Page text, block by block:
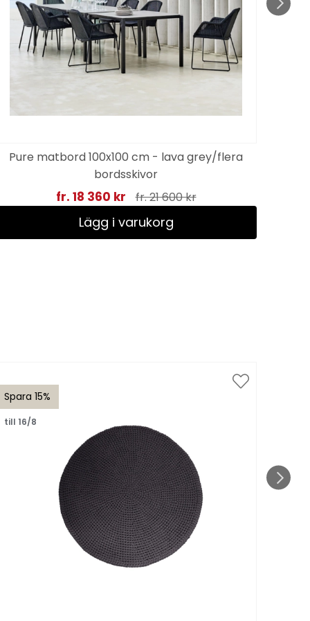
Pure matbord 100x100 cm - lava grey/flera
bordsskivor
fr. 18 360 kr fr. 21 600 kr
Lägg i varukorg
Spara 15%
till 16/8